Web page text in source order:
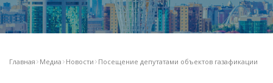
Главная Медиа Новости Посещение депутатами объектов газафикации